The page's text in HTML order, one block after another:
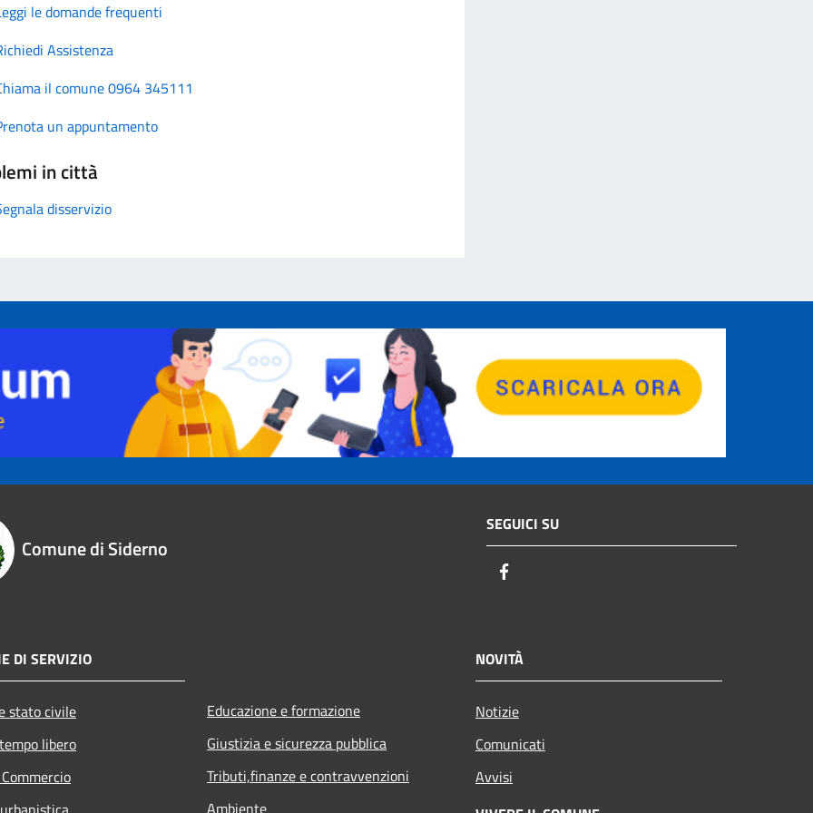
le domande frequenti
Assistenza
il comune 0964 345111
un appuntamento
in città
disservizio
Comune di Siderno
SEGUICI SU
DI SERVIZIO
stato civile
libero
Educazione e formazione
Giustizia e sicurezza pubblica
Tributi,finanze e contravvenzioni
Ambiente
NOVITÀ
Notizie
Comunicati
Avvisi